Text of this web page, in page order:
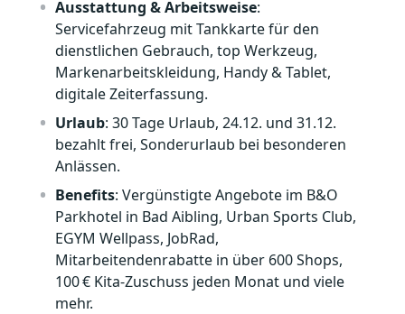
Ausstattung & Arbeitsweise:
Servicefahrzeug mit Tankkarte für den
dienstlichen Gebrauch, top Werkzeug,
Markenarbeitskleidung, Handy & Tablet,
digitale Zeiterfassung.
Urlaub: 30 Tage Urlaub, 24.12. und 31.12.
bezahlt frei, Sonderurlaub bei besonderen
Anlässen.
Benefits: Vergünstigte Angebote im B&O
Parkhotel in Bad Aibling, Urban Sports Club,
EGYM Wellpass, JobRad,
Mitarbeitendenrabatte in über 600 Shops,
100 € Kita‑Zuschuss jeden Monat und viele
mehr.